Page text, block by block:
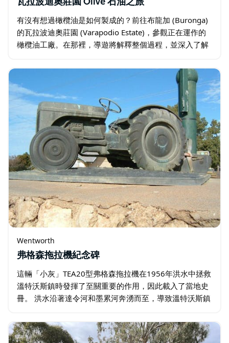
瓦拉波迪奧莊園 Oilve 石油之旅
有沒有想過橄欖油是如何製成的？前往布龍加 (Buronga)
的瓦拉波迪奧莊園 (Varapodio Estate)，參觀正在運作的
橄欖油工廠。在那裡，導遊將解釋整個過程，並深入了解
Wentworth
弗格森拖拉機紀念碑
這輛「小灰」TEA20型弗格森拖拉機在1956年洪水中拯救
溫特沃斯鎮時發揮了至關重要的作用，因此載入了當地史
冊。 洪水沿著達令河和墨累河奔湧而至，導致溫特沃斯鎮
島。…